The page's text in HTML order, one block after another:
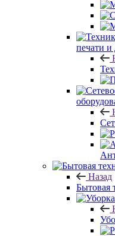
печати и
Назад
Бытовая